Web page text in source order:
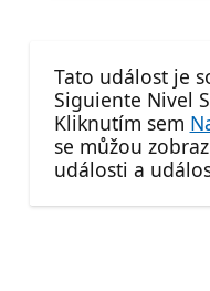
Tato událost je
Siguiente Nivel
Kliknutím sem
se můžou
události a